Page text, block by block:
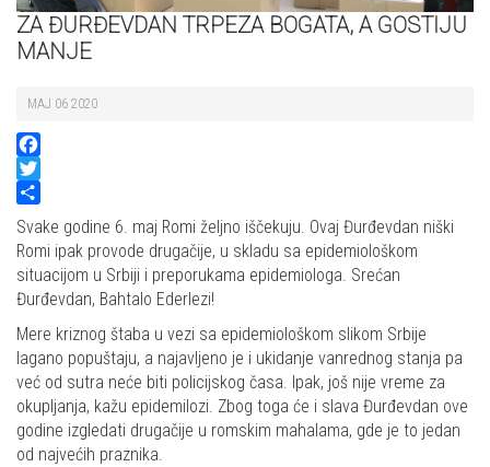
ZA ĐURĐEVDAN TRPEZA BOGATA, A GOSTIJU
MANJE
MAJ 06 2020
Facebook
Twitter
Share
Svake godine 6. maj Romi željno iščekuju. Ovaj Đurđevdan niški
Romi ipak provode drugačije, u skladu sa epidemiološkom
situacijom u Srbiji i preporukama epidemiologa. Srećan
Đurđevdan, Bahtalo Ederlezi!
Mere kriznog štaba u vezi sa epidemiološkom slikom Srbije
lagano popuštaju, a najavljeno je i ukidanje vanrednog stanja pa
već od sutra neće biti policijskog časa. Ipak, još nije vreme za
okupljanja, kažu epidemilozi. Zbog toga će i slava Đurđevdan ove
godine izgledati drugačije u romskim mahalama, gde je to jedan
od najvećih praznika.